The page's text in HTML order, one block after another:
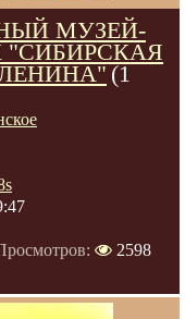
МУЗЕЙ-
(1
2598